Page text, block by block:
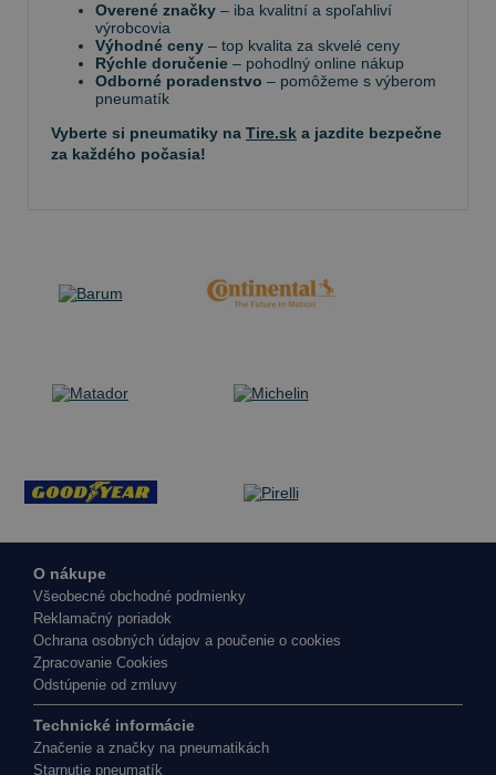
Overené značky – iba kvalitní a spoľahliví
výrobcovia
Výhodné ceny – top kvalita za skvelé ceny
Rýchle doručenie – pohodlný online nákup
Odborné poradenstvo – pomôžeme s výberom
pneumatík
Vyberte si pneumatiky na Tire.sk a jazdite bezpečne
za každého počasia!
O nákupe
Všeobecné obchodné podmienky
Reklamačný poriadok
Ochrana osobných údajov a poučenie o cookies
Zpracovanie Cookies
Odstúpenie od zmluvy
Technické informácie
Značenie a značky na pneumatikách
Starnutie pneumatík